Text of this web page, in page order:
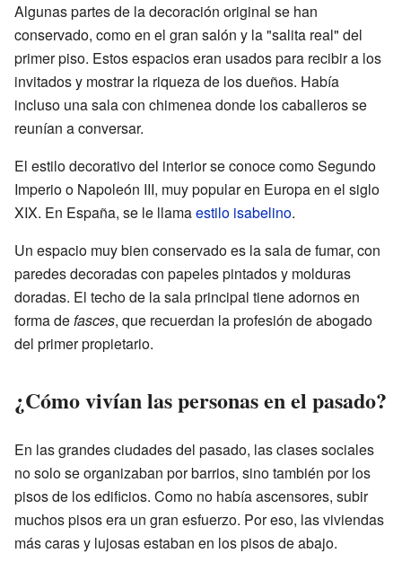
Algunas partes de la decoración original se han
conservado, como en el gran salón y la "salita real" del
primer piso. Estos espacios eran usados para recibir a los
invitados y mostrar la riqueza de los dueños. Había
incluso una sala con chimenea donde los caballeros se
reunían a conversar.
El estilo decorativo del interior se conoce como Segundo
Imperio o Napoleón III, muy popular en Europa en el siglo
XIX. En España, se le llamaestilo isabelino.
Un espacio muy bien conservado es la sala de fumar, con
paredes decoradas con papeles pintados y molduras
doradas. El techo de la sala principal tiene adornos en
forma defasces, que recuerdan la profesión de abogado
del primer propietario.
¿Cómo vivían las personas en el pasado?
En las grandes ciudades del pasado, las clases sociales
no solo se organizaban por barrios, sino también por los
pisos de los edificios. Como no había ascensores, subir
muchos pisos era un gran esfuerzo. Por eso, las viviendas
más caras y lujosas estaban en los pisos de abajo.